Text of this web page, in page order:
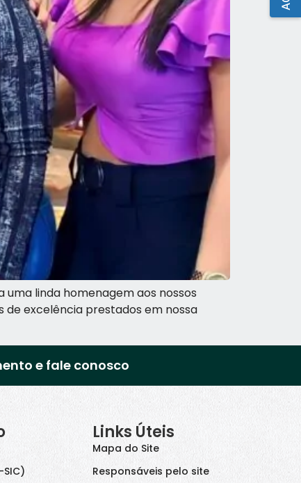
uma linda homenagem aos nossos
de excelência prestados em nossa
e fale conosco
Links Úteis
Mapa do Site
Responsáveis pelo site